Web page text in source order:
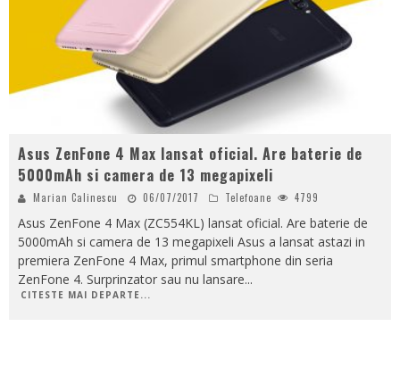
Asus ZenFone 4 Max lansat oficial. Are baterie de
5000mAh si camera de 13 megapixeli
Marian Calinescu 06/07/2017 Telefoane 4799
Asus ZenFone 4 Max (ZC554KL) lansat oficial. Are baterie de
5000mAh si camera de 13 megapixeli Asus a lansat astazi in
premiera ZenFone 4 Max, primul smartphone din seria
ZenFone 4. Surprinzator sau nu lansare...
CITESTE MAI DEPARTE...